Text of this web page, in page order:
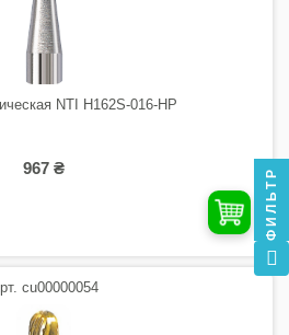
NTI H162S-016-HP
967 ₴
cu00000054
ФИЛЬТР